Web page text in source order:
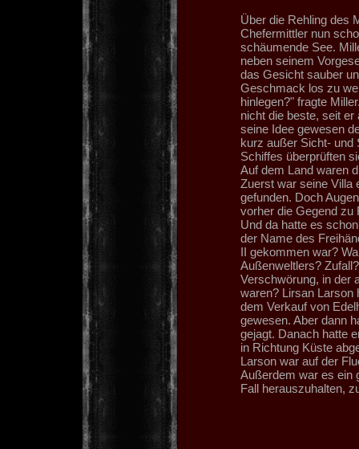
Über die Rehling des
Chefermittler nun
schäumende See.
neben seinem
das Gesicht sauber
Geschmack los zu
hinlegen?" fragte
nicht die beste, seit
seine Idee gewesen
kurz außer Sicht- und
Schiffes überprüften
Auf dem Land waren
Zuerst war seine Villa
gefunden. Doch
vorher die Gegend zu
Und da hatte es
der Name des
II gekommen war?
Außenweltlers?
Verschwörung, in der
waren? Lirsan Larson
dem Verkauf von
gewesen. Aber dann
gejagt. Danach hatte
in Richtung Küste
Larson war auf der
Außerdem war es ein
Fall herauszuhalten,